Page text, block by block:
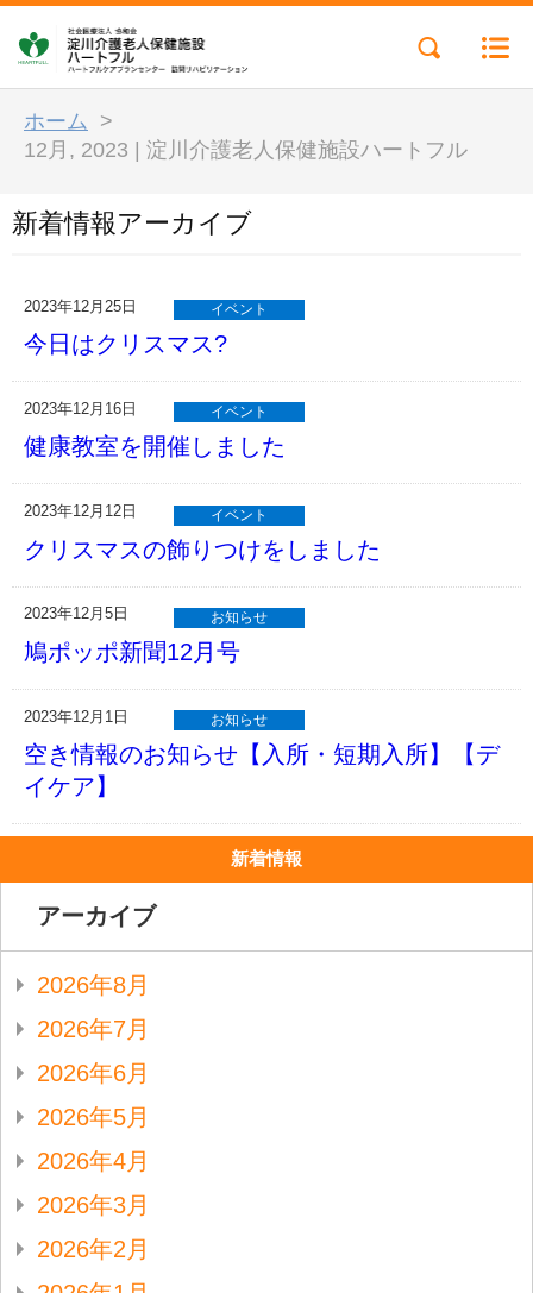
ホーム >
12月, 2023 | 淀川介護老人保健施設ハートフル
新着情報アーカイブ
2023年12月25日 イベント
今日はクリスマス?
2023年12月16日 イベント
健康教室を開催しました
2023年12月12日 イベント
クリスマスの飾りつけをしました
2023年12月5日 お知らせ
鳩ポッポ新聞12月号
2023年12月1日 お知らせ
空き情報のお知らせ【入所・短期入所】【デ
イケア】
新着情報
アーカイブ
2026年8月
2026年7月
2026年6月
2026年5月
2026年4月
2026年3月
2026年2月